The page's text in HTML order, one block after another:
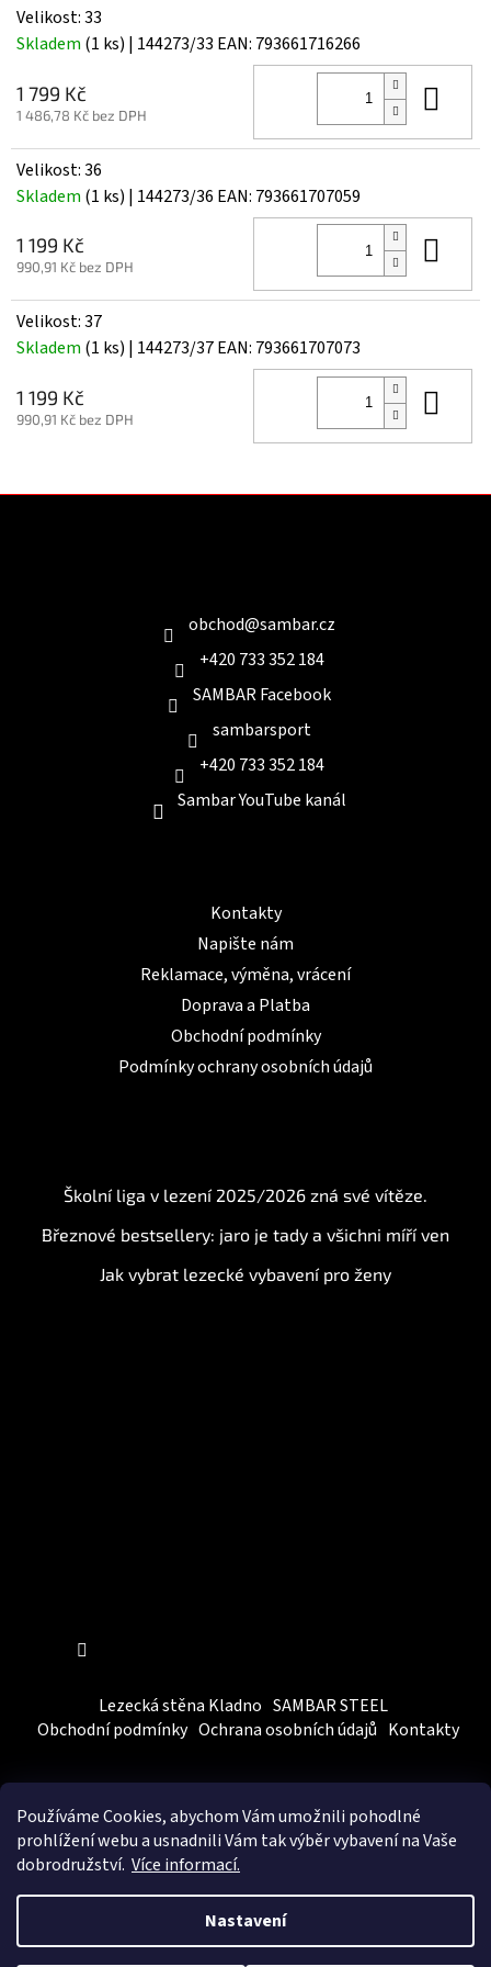
Používáme Cookies, abychom Vámumožnili pohodlné
prohlížení webu a usnadnili Vám tak výběr vybavení na Vaše
dobrodružství. Více informací.
Nastavení
Velikost: 33
Skladem (1 ks) | 144273/33 EAN: 793661716266
1 799 Kč
1 486,78 Kč bez DPH
Velikost: 36
Skladem (1 ks) | 144273/36 EAN: 793661707059
1 199 Kč
990,91 Kč bez DPH
Velikost: 37
Skladem (1 ks) | 144273/37EAN: 793661707073
1 199 Kč
990,91 Kč bez DPH
obchod@sambar.cz
+420 733 352 184
SAMBAR Facebook
sambarsport
+420 733 352 184
Sambar YouTube kanál
Kontakty
Napište nám
Reklamace, výměna, vrácení
Doprava a Platba
Obchodní podmínky
Podmínky ochrany osobních údajů
Školní liga v lezení 2025/2026 zná své vítěze.
Březnové bestsellery: jaro je tady a všichni míří ven
Jak vybrat lezecké vybavení pro ženy
Lezecká stěna Kladno SAMBAR STEEL
Obchodní podmínky Ochrana osobních údajů Kontakty
Vytvořil Shoptet
&BEOM.cz